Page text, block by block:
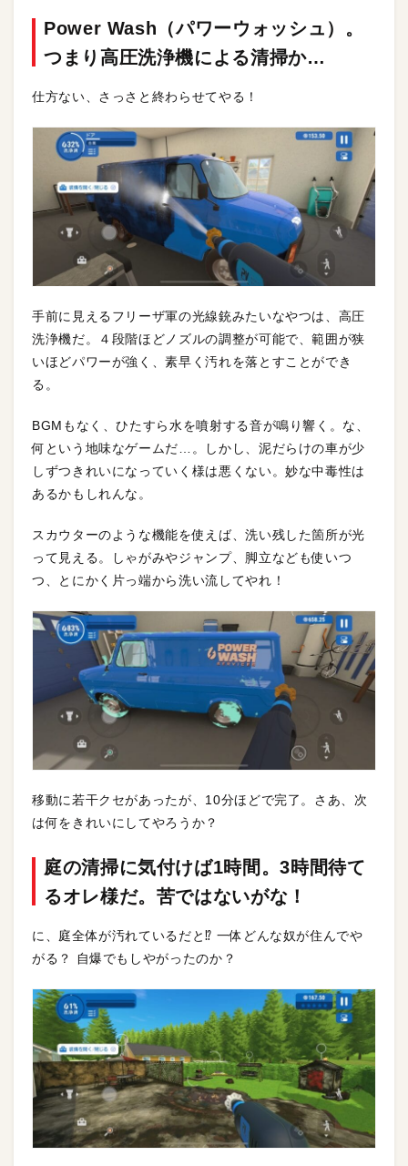
Power Wash（パワーウォッシュ）。
つまり高圧洗浄機による清掃か…
仕方ない、さっさと終わらせてやる！
手前に見えるフリーザ軍の光線銃みたいなやつは、高圧
洗浄機だ。４段階ほどノズルの調整が可能で、範囲が狭
いほどパワーが強く、素早く汚れを落とすことができ
る。
BGMもなく、ひたすら水を噴射する音が鳴り響く。な、
何という地味なゲームだ…。しかし、泥だらけの車が少
しずつきれいになっていく様は悪くない。妙な中毒性は
あるかもしれんな。
スカウターのような機能を使えば、洗い残した箇所が光
って見える。しゃがみやジャンプ、脚立なども使いつ
つ、とにかく片っ端から洗い流してやれ！
移動に若干クセがあったが、10分ほどで完了。さあ、次
は何をきれいにしてやろうか？
庭の清掃に気付けば1時間。3時間待て
るオレ様だ。苦ではないがな！
に、庭全体が汚れているだと⁉︎ 一体どんな奴が住んでや
がる？ 自爆でもしやがったのか？